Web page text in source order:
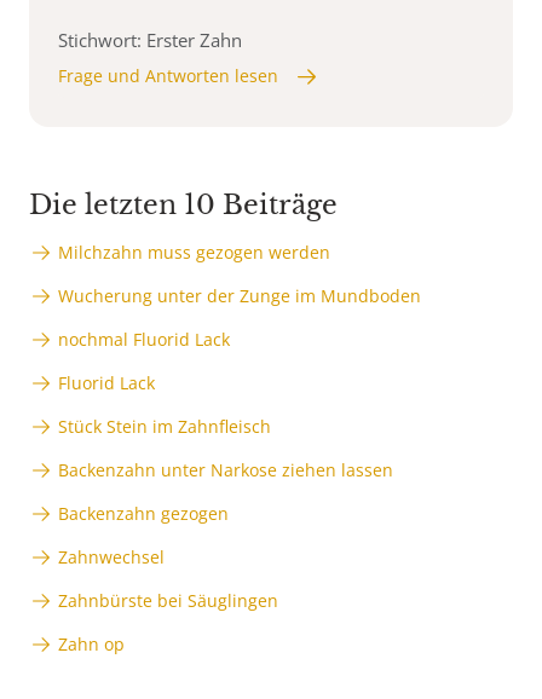
Stichwort: Erster Zahn
Frage und Antworten lesen
Die letzten 10 Beiträge
Milchzahn muss gezogen werden
Wucherung unter der Zunge im Mundboden
nochmal Fluorid Lack
Fluorid Lack
Stück Stein im Zahnfleisch
Backenzahn unter Narkose ziehen lassen
Backenzahn gezogen
Zahnwechsel
Zahnbürste bei Säuglingen
Zahn op